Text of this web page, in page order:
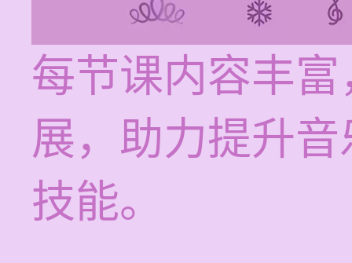
每节课内容丰
展，助力提升
技能。